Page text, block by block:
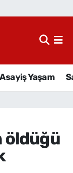
Asayiş Yaşam
öldüğü